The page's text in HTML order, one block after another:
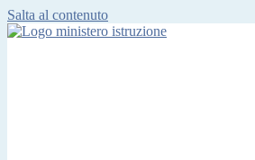
Salta al contenuto